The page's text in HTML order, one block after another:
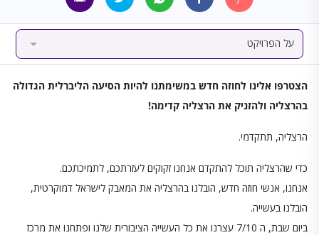
על הפרויקט
הצטרפו אלינו לחוזה חדש במשימתנו להיות הסיעה הליברלית הגדולה
בהרצליה ולהזניק את הרצליה קדימה!
הרצליה, תתקדמי.
כדי שהרצליה תוכל להתקדם אנחנו זקוקים לעזרתכם, לתמיכתכם.
אנחנו, אנשי חוזה חדש, הובלנו בהרצליה את המאבק לישראל דמוקרטית,
הובלנו בעשייה.
ביום שבת, ה 7/10 עצרנו את כל העשייה הציבורית שלנו ופתחנו את מרכז